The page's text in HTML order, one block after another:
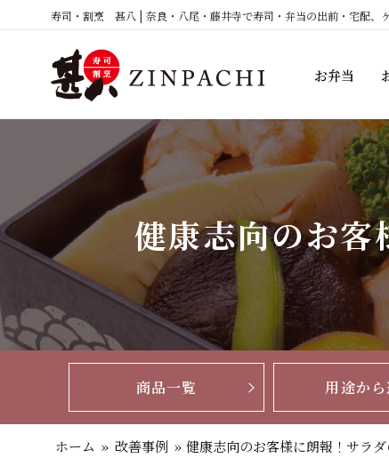
ン
プ
寿司・割烹 甚八 | 奈良・八尾・藤井寺で寿司・弁当の出前・宅配、
お弁当
健康志向のお客
商品一覧 用途か
ホーム » 改善事例 » 健康志向のお客様に朗報！サラ